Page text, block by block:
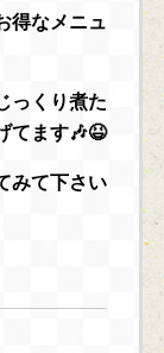
得なメニュ
っくり煮た
てます🎶😆
みて下さい